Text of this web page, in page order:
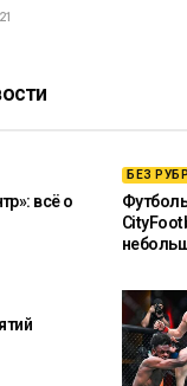
всё о
БЕЗ